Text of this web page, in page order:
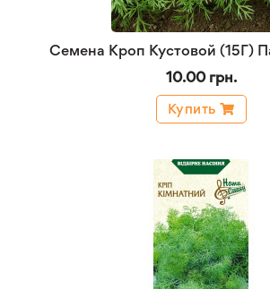
Семена Кроп Кустовой (15Г)
10.00 грн.
Купить